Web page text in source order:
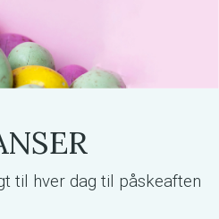
til hver dag til påskeaften